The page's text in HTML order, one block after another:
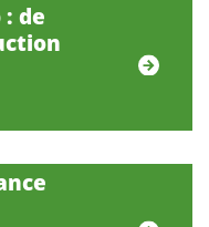
de